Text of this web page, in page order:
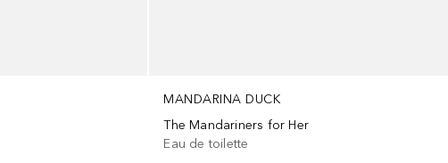
MANDARINA DUCK
The Mandariners for Her
Eau de toilette